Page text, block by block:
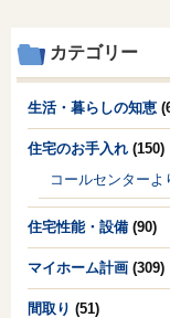
カテゴリー
生活・暮らしの知恵
住宅のお手入れ (150)
コールセンターよ
住宅性能・設備 (90)
マイホーム計画 (309)
間取り (51)